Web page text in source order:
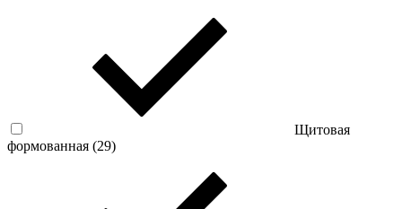
Щитовая
формованная (29)